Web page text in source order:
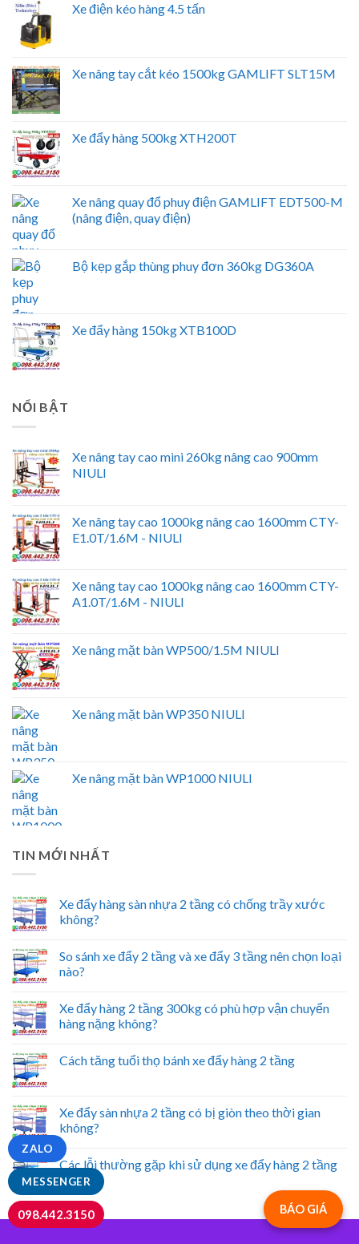
Xe điện kéo hàng 4.5 tấn
Xe nâng tay cắt kéo 1500kg GAMLIFT SLT15M
Xe đẩy hàng 500kg XTH200T
Xe nâng quay đổ phuy điện GAMLIFT EDT500-M
(nâng điện, quay điện)
Bộ kẹp gắp thùng phuy đơn 360kg DG360A
Xe đẩy hàng 150kg XTB100D
NỔI BẬT
Xe nâng tay cao mini 260kg nâng cao 900mm
NIULI
Xe nâng tay cao 1000kg nâng cao 1600mm CTY-
E1.0T/1.6M - NIULI
Xe nâng tay cao 1000kg nâng cao 1600mm CTY-
A1.0T/1.6M - NIULI
Xe nâng mặt bàn WP500/1.5M NIULI
Xe nâng mặt bàn WP350 NIULI
Xe nâng mặt bàn WP1000 NIULI
TIN MỚI NHẤT
Xe đẩy hàng sàn nhựa 2 tầng có chống trầy xước
không?
So sánh xe đẩy 2 tầng và xe đẩy 3 tầng nên chọn loại
nào?
Xe đẩy hàng 2 tầng 300kg có phù hợp vận chuyển
hàng nặng không?
Cách tăng tuổi thọ bánh xe đẩy hàng 2 tầng
Xe đẩy sàn nhựa 2 tầng có bị giòn theo thời gian
không?
Các lỗi thường gặp khi sử dụng xe đẩy hàng 2 tầng
BÁO GIÁ
MESSENGER
ZALO
098.442.3150